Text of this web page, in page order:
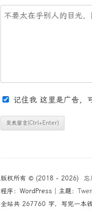
记住我 这里是广告，
版权所有 © (2018 - 2026) 忘
程序：WordPress│主题：
全站共 267760 字，写完一本钱